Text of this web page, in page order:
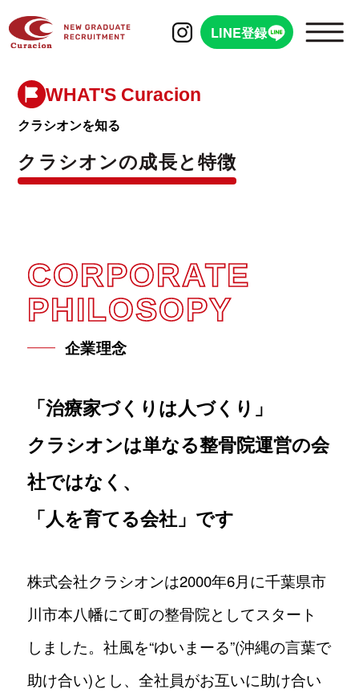
LINE登録
Curacion
ラシオンの成長と特徴
ップメッセージ
長に聞く100の質問
療院見学会
輩インタビュー｜太田凌平さん
WHAT'S Curacion
クラシオンを知る
クラシオンの成長と特徴
CORPORATE
PHILOSOPY
企業理念
「治療家づくりは人づくり」
クラシオンは単なる整骨院運営の会
社ではなく、
「人を育てる会社」です
株式会社クラシオンは2000年6月に千葉県市
川市本八幡にて町の整骨院としてスタート
しました。社風を“ゆいまーる”(沖縄の言葉で
助け合い)とし、全社員がお互いに助け合い